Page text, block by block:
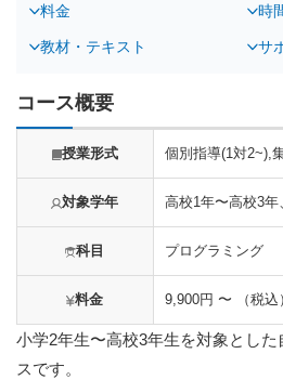
料金 時
教材・テキスト サ
コース概要
授業形式 個別指導(1対2~),
対象学年 高校1年〜高校3年
科目 プログラミング
料金 9,900円 〜 （税込
小学2年生〜高校3年生を対象とし
スです。